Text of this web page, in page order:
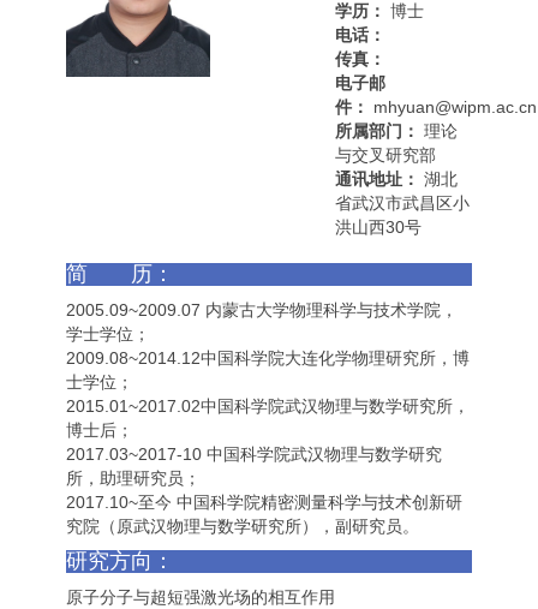
学历： 博士
电话：
传真：
电子邮
件：
mhyuan@wipm.ac.cn
所属部门： 理论
与交叉研究部
通讯地址： 湖北
省武汉市武昌区小
洪山西30号
简 历：
2005.09~2009.07 内蒙古大学物理科学与技术学院，
学士学位；
2009.08~2014.12中国科学院大连化学物理研究所，博
士学位；
2015.01~2017.02中国科学院武汉物理与数学研究所，
博士后；
2017.03~2017-10 中国科学院武汉物理与数学研究
所，助理研究员；
2017.10~至今 中国科学院精密测量科学与技术创新研
究院（原武汉物理与数学研究所），副研究员。
研究方向：
原子分子与超短强激光场的相互作用